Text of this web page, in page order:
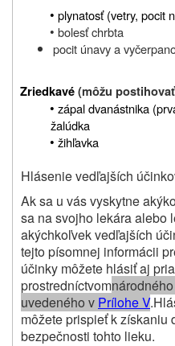
• plynatosť (vetry, pocit
• bolesť chrbta
pocit únavy a
Zriedkavé (môžu
• zápal dvanástnika
žalúdka
• žihľavka
Hlásenie vedľajších
Ak sa u vás vyskytne
sa na svojho lekára alebo
akýchkoľvek vedľajších
tejto písomnej informácii
účinky môžete hlásiť aj
prostredníctvom
uvedeného v Prílohe V.
môžete prispieť k získaniu
bezpečnosti tohto lieku.